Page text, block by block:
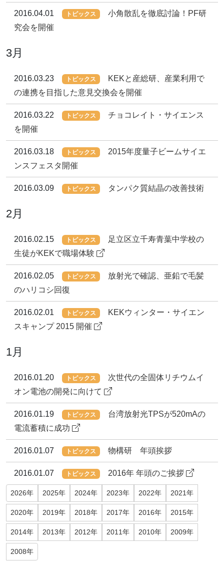
2016.04.01 トピックス
小角散乱を徹底討論！PF研
究会を開催
3月
2016.03.23 トピックス
KEKと産総研、産業利用で
の連携を目指した意見交換会を開催
2016.03.22 トピックス
チョコレイト・サイエンス
を開催
2016.03.18 トピックス
2015年度量子ビームサイエ
ンスフェスタ開催
2016.03.09 トピックス タンパク質結晶の改善技術
2月
2016.02.15 トピックス
足立区立千寿青葉中学校の
生徒がKEKで職場体験
2016.02.05 トピックス
放射光で確認、亜鉛で毛髪
のハリコシ回復
2016.02.01 トピックス
KEKウィンター・サイエン
スキャンプ 2015 開催
1月
2016.01.20 トピックス
次世代の全固体リチウムイ
オン電池の開発に向けて
2016.01.19 トピックス
台湾放射光TPSが520mAの
電流蓄積に成功
2016.01.07 トピックス 物構研 年頭挨拶
2016.01.07 トピックス 2016年 年頭のご挨拶
2026年 2025年 2024年 2023年 2022年 2021年
2020年 2019年 2018年 2017年 2016年 2015年
2014年 2013年 2012年 2011年 2010年 2009年
2008年